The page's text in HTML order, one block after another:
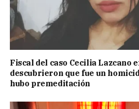
Fiscal del caso Cecilia Lazcano
descubrieron que fue un
hubo premeditación